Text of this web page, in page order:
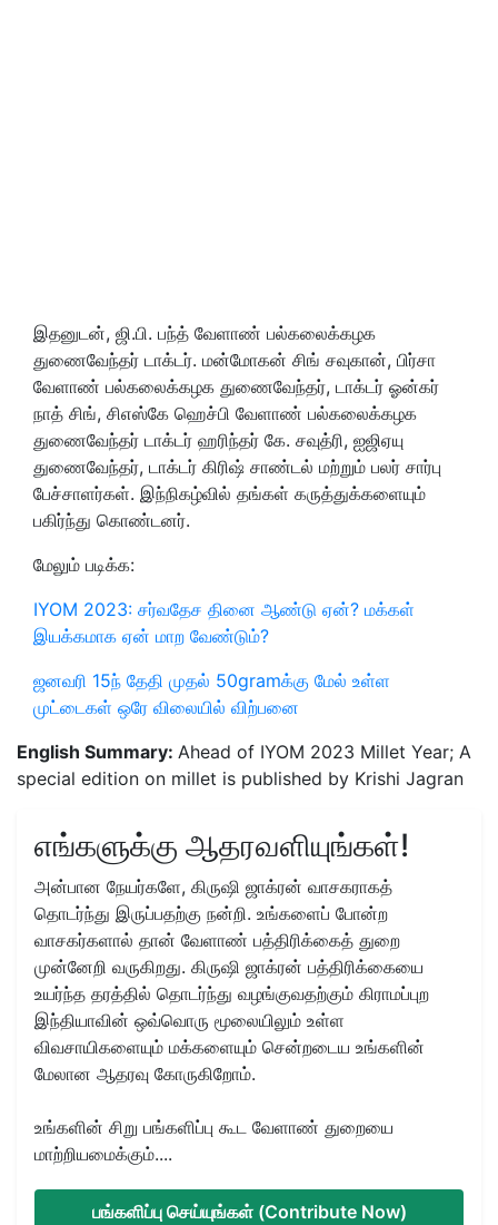
இதனுடன், ஜி.பி. பந்த் வேளாண் பல்கலைக்கழக
துணைவேந்தர் டாக்டர். மன்மோகன் சிங் சவுகான், பிர்சா
வேளாண் பல்கலைக்கழக துணைவேந்தர், டாக்டர் ஓன்கர்
நாத் சிங், சிஎஸ்கே ஹெச்பி வேளாண் பல்கலைக்கழக
துணைவேந்தர் டாக்டர் ஹரிந்தர் கே. சவுத்ரி, ஐஜிஏயு
துணைவேந்தர், டாக்டர் கிரிஷ் சாண்டல் மற்றும் பலர் சார்பு
பேச்சாளர்கள். இந்நிகழ்வில் தங்கள் கருத்துக்களையும்
பகிர்ந்து கொண்டனர்.
மேலும் படிக்க:
IYOM 2023: சர்வதேச தினை ஆண்டு ஏன்? மக்கள்
இயக்கமாக ஏன் மாற வேண்டும்?
ஜனவரி 15ந் தேதி முதல் 50gramக்கு மேல் உள்ள
முட்டைகள் ஒரே விலையில் விற்பனை
English Summary: Ahead of IYOM 2023 Millet Year; A
special edition on millet is published by Krishi Jagran
எங்களுக்கு ஆதரவளியுங்கள்!
அன்பான நேயர்களே, கிருஷி ஜாக்ரன் வாசகராகத்
தொடர்ந்து இருப்பதற்கு நன்றி. உங்களைப் போன்ற
வாசகர்களால் தான் வேளாண் பத்திரிக்கைத் துறை
முன்னேறி வருகிறது. கிருஷி ஜாக்ரன் பத்திரிக்கையை
உயர்ந்த தரத்தில் தொடர்ந்து வழங்குவதற்கும் கிராமப்புற
இந்தியாவின் ஒவ்வொரு மூலையிலும் உள்ள
விவசாயிகளையும் மக்களையும் சென்றடைய உங்களின்
மேலான ஆதரவு கோருகிறோம்.
உங்களின் சிறு பங்களிப்பு கூட வேளாண் துறையை
மாற்றியமைக்கும்....
பங்களிப்பு செய்யுங்கள் (Contribute Now)